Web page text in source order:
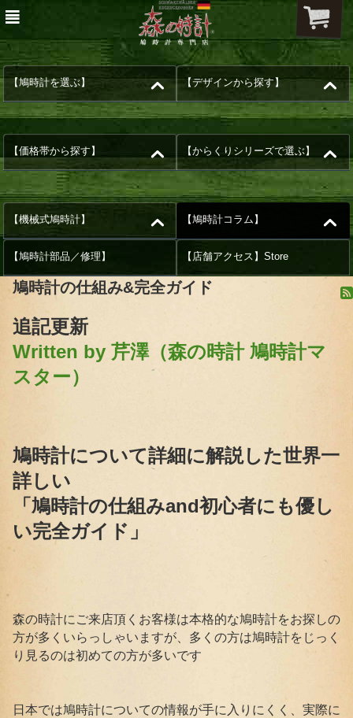
【鳩時計を選ぶ】 【デザインから探す】
【価格帯から探す】 【からくりシリーズで選ぶ】
【機械式鳩時計】 【鳩時計コラム】
【鳩時計部品／修理】 【店舗アクセス】Store
鳩時計の仕組み&完全ガイド
追記更新
Written by 芹澤（森の時計 鳩時計マ
スター）
鳩時計について詳細に解説した世界一
詳しい
「鳩時計の仕組みand初心者にも優し
い完全ガイド」
森の時計にご来店頂くお客様は本格的な鳩時計をお探しの
方が多くいらっしゃいますが、多くの方は鳩時計をじっく
り見るのは初めての方が多いです
日本では鳩時計についての情報が手に入りにくく、実際に